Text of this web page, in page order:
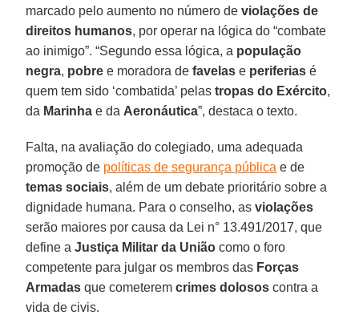
marcado pelo aumento no número deviolações de
direitos humanos, por operar na lógica do “combate
ao inimigo”. “Segundo essa lógica, a população
negra, pobre e moradora defavelas e periferias é
quem tem sido ‘combatida’ pelastropas do Exército,
da Marinha e da Aeronáutica”, destaca o texto.
Falta, na avaliação do colegiado, uma adequada
promoção de políticas de segurança pública e de
temas sociais, além de um debate prioritário sobre a
dignidade humana. Para o conselho, asviolações
serão maiores por causa da Lei n° 13.491/2017, que
define aJustiça Militar da União como o foro
competente para julgar os membros das Forças
Armadas que cometeremcrimes dolosos contra a
vida de civis.